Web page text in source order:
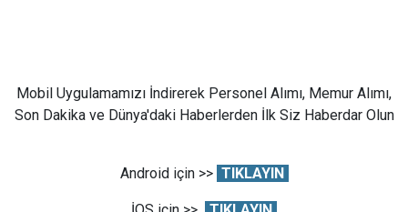
Mobil Uygulamamızı İndirerek Personel Alımı, Memur Alımı,
Son Dakika ve Dünya'daki Haberlerden İlk Siz Haberdar Olun
Android için >> TIKLAYIN